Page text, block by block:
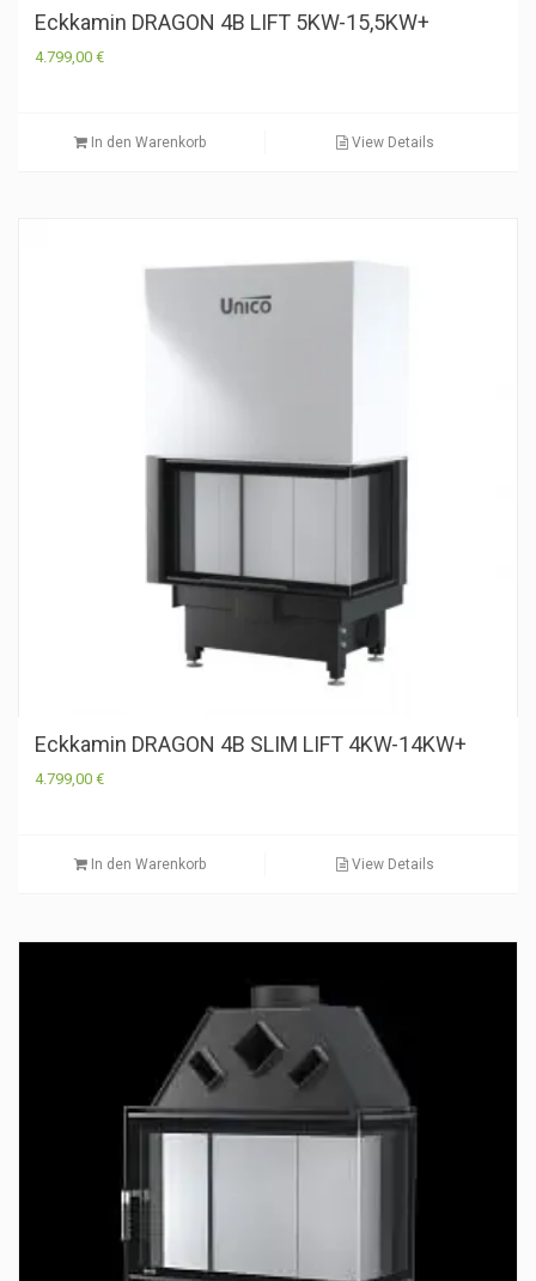
Eckkamin DRAGON 4B LIFT 5KW-15,5KW+
4.799,00 €
In den Warenkorb View Details
Eckkamin DRAGON 4B SLIM LIFT 4KW-14KW+
4.799,00 €
In den Warenkorb View Details